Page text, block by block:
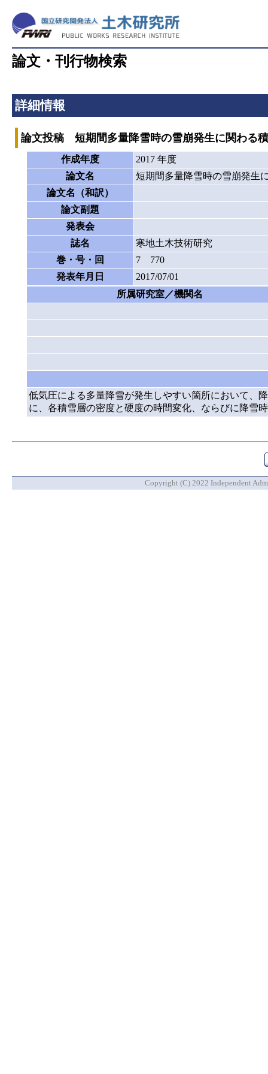
論文・刊行物検索
詳細情報
論文投稿 短期間多量降雪時の雪崩発生に関わる
作成年度
2017 年度
論文名
短期間多量降雪時の雪崩発生
論文名（和訳）
論文副題
発表会
誌名
寒地土木技術研究
巻・号・回
7 770
発表年月日
2017/07/01
所属研究室／機関名
低気圧による多量降雪が発生しやすい箇所において、
に、各積雪層の密度と硬度の時間変化、ならびに降雪
Copyright (C) 2022 Independent